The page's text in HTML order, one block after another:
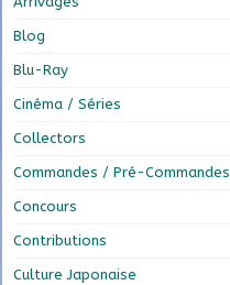
Blog
Blu-Ray
Cinéma / Séries
Collectors
Commandes / Pré-Commandes
Concours
Contributions
Culture Japonaise